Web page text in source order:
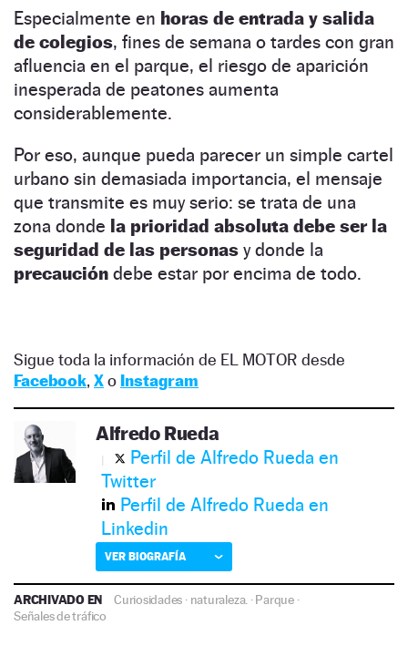
Especialmente en horas de entrada y salida
de colegios, fines de semana o tardes con gran
afluencia en el parque, el riesgo de aparición
inesperada de peatones aumenta
considerablemente.
Por eso, aunque pueda parecer un simple cartel
urbano sin demasiada importancia, el mensaje
que transmite es muy serio: se trata de una
zona donde la prioridad absoluta debe ser la
seguridad de las personas y donde la
precaución debe estar por encima de todo.
Sigue toda la información de EL MOTOR desde
Facebook, Xo Instagram
Alfredo Rueda
Perfil de Alfredo Rueda en
Twitter
Perfil de Alfredo Rueda en
Linkedin
VER BIOGRAFÍA
ARCHIVADO EN Curiosidades · naturaleza. ·Parque ·
Señales de tráfico